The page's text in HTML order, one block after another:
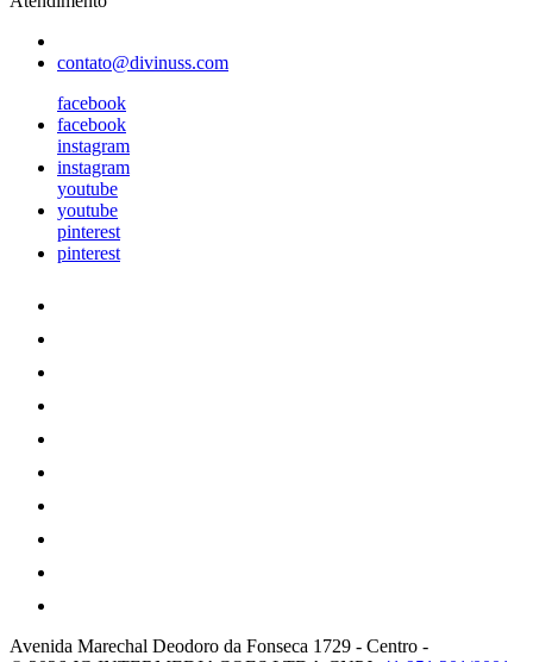
contato@divinuss.com
facebook
facebook
instagram
instagram
youtube
youtube
pinterest
pinterest
Avenida Marechal Deodoro da Fonseca 1729 - Centro -